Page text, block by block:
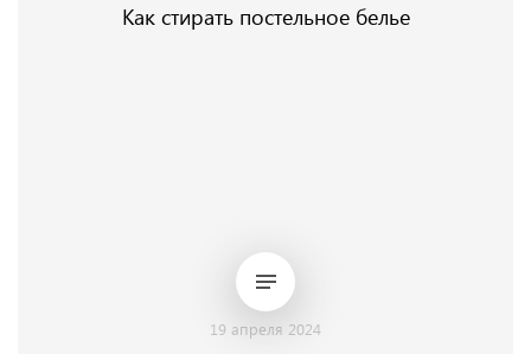
Как стирать постельное белье
19 апреля 2024